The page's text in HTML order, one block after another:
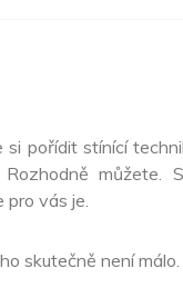
si pořídit stínící
Rozhodně můžete.
pro vás je.
skutečně není málo.